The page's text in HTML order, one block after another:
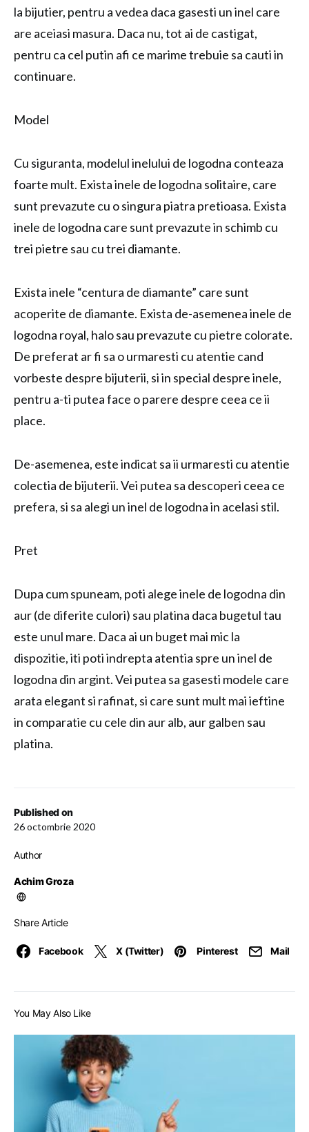
Published on
26 octombrie 2020
Author
Achim Groza
Share Article
Facebook X (Twitter) Pinterest Mail
la bijutier, pentru a vedea daca gasesti un inel care
are aceiasi masura. Daca nu, tot ai de castigat,
pentru ca cel putin afi ce marime trebuie sa cauti in
continuare.
Model
Cu siguranta, modelul inelului de logodna conteaza
foarte mult. Exista inele de logodna solitaire, care
sunt prevazute cu o singura piatra pretioasa. Exista
inele de logodna care sunt prevazute in schimb cu
trei pietre sau cu trei diamante.
Exista inele “centura de diamante” care sunt
acoperite de diamante. Exista de-asemenea inele de
logodna royal, halo sau prevazute cu pietre colorate.
De preferat ar fi sa o urmaresti cu atentie cand
vorbeste despre bijuterii, si in special despre inele,
pentru a-ti putea face o parere despre ceea ce ii
place.
De-asemenea, este indicat sa ii urmaresti cu atentie
colectia de bijuterii. Vei putea sa descoperi ceea ce
prefera, si sa alegi un inel de logodna in acelasi stil.
Pret
Dupa cum spuneam, poti alege inele de logodna din
aur (de diferite culori) sau platina daca bugetul tau
este unul mare. Daca ai un buget mai mic la
dispozitie, iti poti indrepta atentia spre un inel de
logodna din argint. Vei putea sa gasesti modele care
arata elegant si rafinat, si care sunt mult mai ieftine
in comparatie cu cele din aur alb, aur galben sau
platina.
You May Also Like